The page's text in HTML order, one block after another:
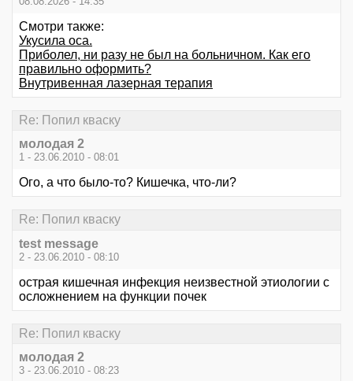
Смотри также:
Укусила оса.
Приболел, ни разу не был на больничном. Как его
правильно оформить?
Внутривенная лазерная терапия
Re: Попил кваску
молодая 2
1 - 23.06.2010 - 08:01
Ого, а что было-то? Кишечка, что-ли?
Re: Попил кваску
test message
2 - 23.06.2010 - 08:10
острая кишечная инфекция неизвестной этиологии с
осложнением на функции почек
Re: Попил кваску
молодая 2
3 - 23.06.2010 - 08:23